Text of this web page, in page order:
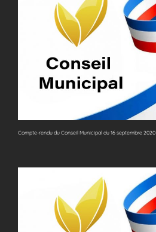
Compte-rendu du Conseil Municipal du 16 septembre 2020